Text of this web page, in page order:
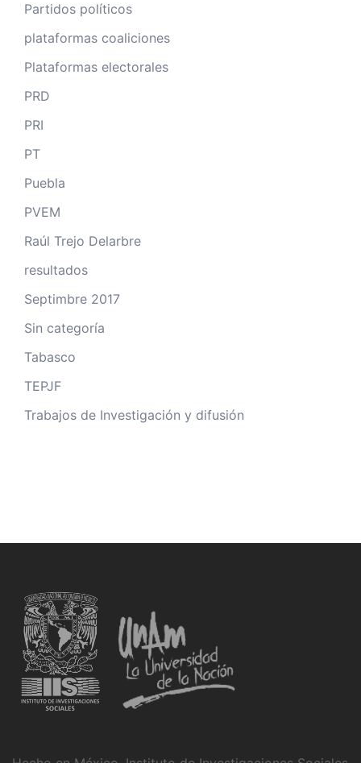
Partidos políticos
plataformas coaliciones
Plataformas electorales
PRD
PRI
PT
Puebla
PVEM
Raúl Trejo Delarbre
resultados
Septimbre 2017
Sin categoría
Tabasco
TEPJF
Trabajos de Investigación y difusión